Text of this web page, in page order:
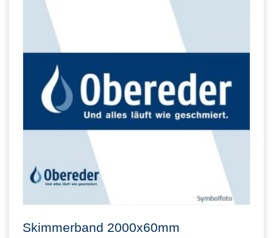
Skimmerband 2000x60mm